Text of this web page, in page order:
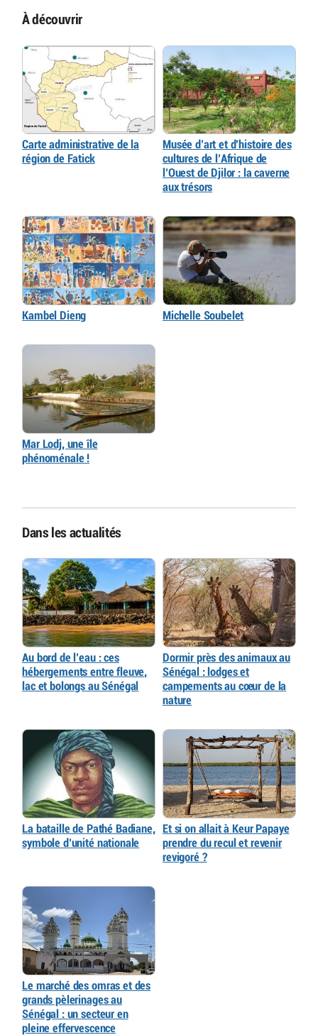
À découvrir
Carte administrative de la
région de Fatick
Musée d’art et d’histoire des
cultures de l’Afrique de
l’Ouest de Djilor : la caverne
aux trésors
Kambel Dieng Michelle Soubelet
Mar Lodj, une île
phénoménale !
Dans les actualités
Au bord de l’eau : ces
hébergements entre fleuve,
lac et bolongs au Sénégal
Dormir près des animaux au
Sénégal : lodges et
campements au cœur de la
nature
La bataille de Pathé Badiane,
symbole d’unité nationale
Et si on allait à Keur Papaye
prendre du recul et revenir
revigoré ?
Le marché des omras et des
grands pèlerinages au
Sénégal : un secteur en
pleine effervescence